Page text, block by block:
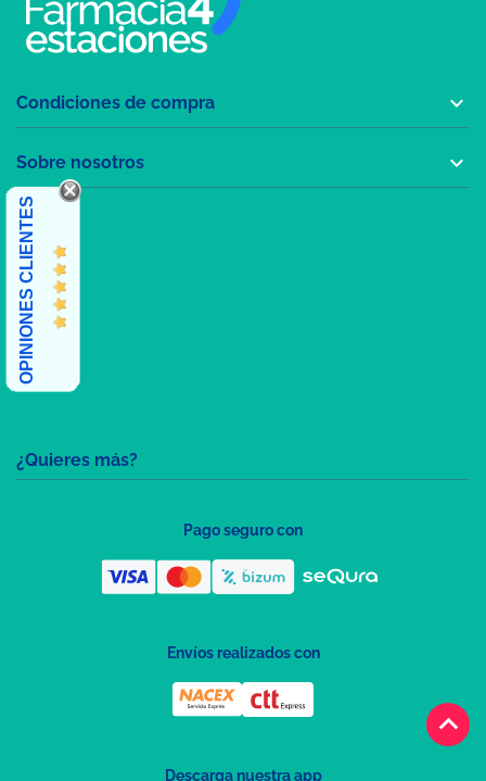
keyboard_arrow_up
¿Quieres más?
Condiciones de compra 
Sobre nosotros 
OPINIONES CLIENTES
Pago seguro con
Envíos realizados con
Descarga nuestra app